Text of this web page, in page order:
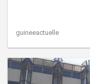
guineeactuelle